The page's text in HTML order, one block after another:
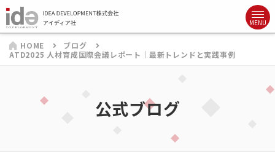
HOME
ブログ
ATD2025 人材育成国際会議レポート｜最新トレンドと実践事例
公式ブログ